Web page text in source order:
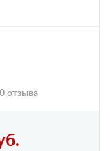
0 отзыва